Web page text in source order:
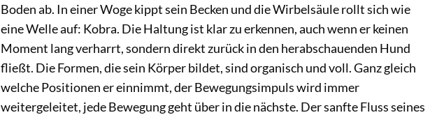
Boden ab. In einer Woge kippt sein Becken und die Wirbelsäule rollt sich wie
eine Welle auf: Kobra. Die Haltung ist klar zu erkennen, auch wenn er keinen
Moment lang verharrt, sondern direkt zurück in den herabschauenden Hund
fließt. Die Formen, die sein Körper bildet, sind organisch und voll. Ganz gleich
welche Positionen er einnimmt, der Bewegungsimpuls wird immer
weitergeleitet, jede Bewegung geht über in die nächste. Der sanfte Fluss seines